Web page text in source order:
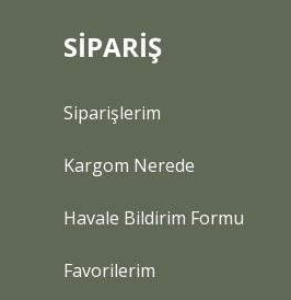
SİPARİŞ
Siparişlerim
Kargom Nerede
Havale Bildirim Formu
Favorilerim